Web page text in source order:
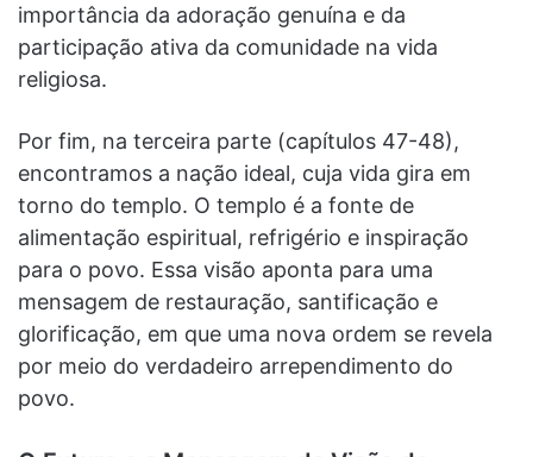
importância da adoração genuína e da
participação ativa da comunidade na vida
religiosa.
Por fim, na terceira parte (capítulos 47-48),
encontramos a nação ideal, cuja vida gira em
torno do templo. O templo é a fonte de
alimentação espiritual, refrigério e inspiração
para o povo. Essa visão aponta para uma
mensagem de restauração, santificação e
glorificação, em que uma nova ordem se revela
por meio do verdadeiro arrependimento do
povo.